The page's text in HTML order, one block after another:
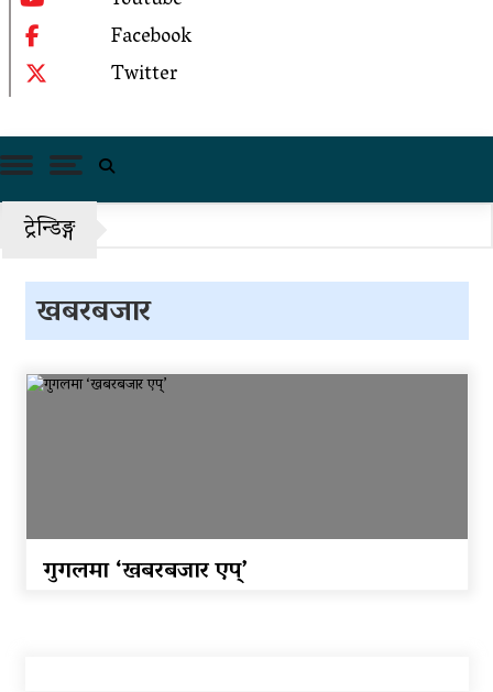
Facebook
Twitter
काँग्रेस केन्द्रीय समितिको बैठक साउन २४ गते बस्ने
राष्ट्रिय भेलाका लागि काँग्रेस संस्थापन इतरको ५५१
यस्तो छ…
पुन: एमाले-नेकपा सहकार्यमा, प्रदेशको भागबण्डा
घरमाथिबाट पहिरो खसेपछि १३ घरधुरी स्थानान्तरण
पाँच लाख घुससहित कर अधिकृत रंगेहात पक्राऊ
ट्रेन्डिङ्ग
खबरबजार
गुगलमा ‘खबरबजार एप्’